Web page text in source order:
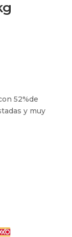
52%de
y muy